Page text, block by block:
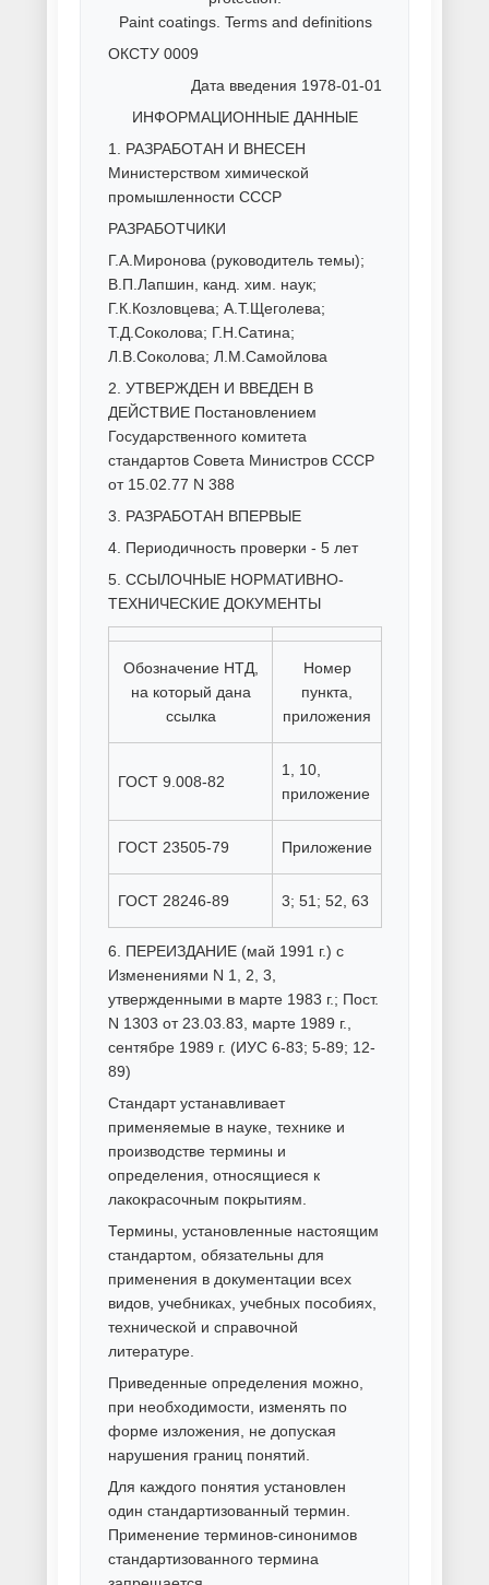
металлоконструкций
Порошковая покраска метизов
Порошковая покраска
Порошковая покраска
Порошковая покраска
радиаторов
Порошковая покраска сеток и
решеток
Порошковая покраска
спортивного оборудования
Порошковая покраска торгового
оборудования
металла
Ручная покраска металла
Способы покраски